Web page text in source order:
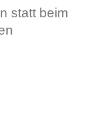
statt beim